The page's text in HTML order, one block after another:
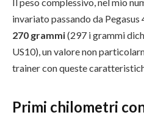
Il peso complessivo, nel mio
invariato passando da Pegasus
270 grammi(297 i grammi
US10), un valore non
trainer con queste
Primi chilometri